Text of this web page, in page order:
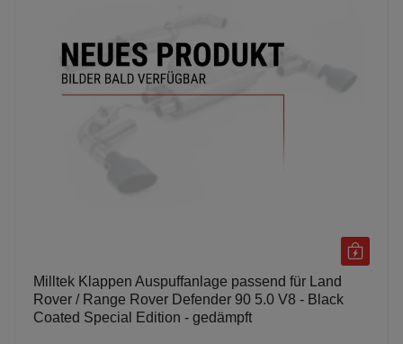
Milltek Klappen Auspuffanlage passend für Land
Rover / Range Rover Defender 90 5.0 V8 - Black
Coated Special Edition - gedämpft